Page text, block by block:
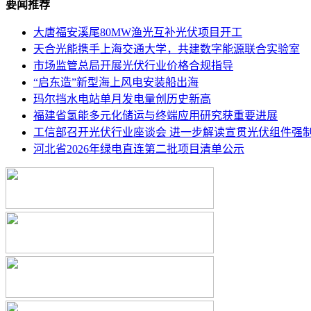
要闻推荐
大唐福安溪尾80MW渔光互补光伏项目开工
天合光能携手上海交通大学，共建数字能源联合实验室
市场监管总局开展光伏行业价格合规指导
“启东造”新型海上风电安装船出海
玛尔挡水电站单月发电量创历史新高
福建省氢能多元化储运与终端应用研究获重要进展
工信部召开光伏行业座谈会 进一步解读宣贯光伏组件强
河北省2026年绿电直连第二批项目清单公示